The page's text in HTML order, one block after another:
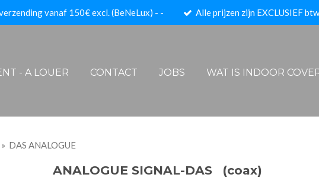
vanaf 150€ excl. (BeNeLux) - - Alle prijzen zijn EXCLUSIEF
- A LOUER CONTACT JOBS WAT IS INDOOR
» DAS ANALOGUE
ANALOGUE SIGNAL-DAS (coax)